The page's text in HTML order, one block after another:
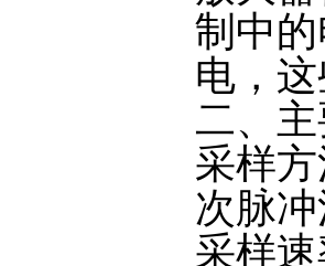
制中
电，
二、
采样
次脉
采样